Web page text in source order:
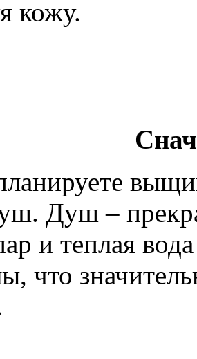
кожу.
Душ –
и теплая
что